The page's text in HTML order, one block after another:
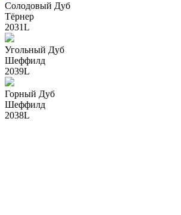
Солодовый Дуб
Тёрнер
2031L
Угольный Дуб
Шеффилд
2039L
Горный Дуб
Шеффилд
2038L